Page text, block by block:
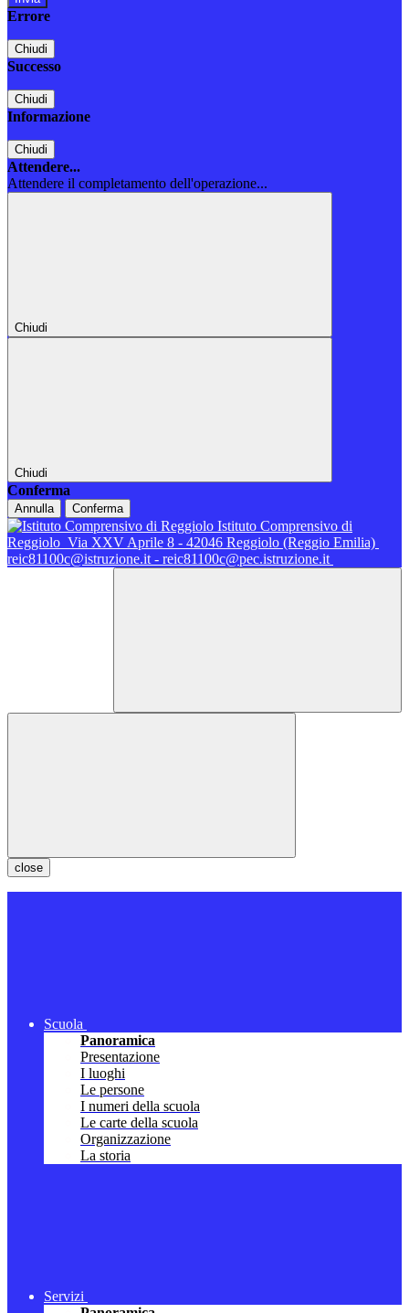
Errore
Chiudi
Successo
Chiudi
Informazione
Chiudi
Attendere...
Attendere il completamento dell'operazione...
Chiudi
Chiudi
Conferma
Annulla Conferma
Istituto Comprensivo di
Reggiolo Via XXV Aprile 8 - 42046 Reggiolo (Reggio Emilia)
reic81100c@istruzione.it - reic81100c@pec.istruzione.it
close
Scuola
Panoramica
Presentazione
I luoghi
Le persone
I numeri della scuola
Le carte della scuola
Organizzazione
La storia
Servizi